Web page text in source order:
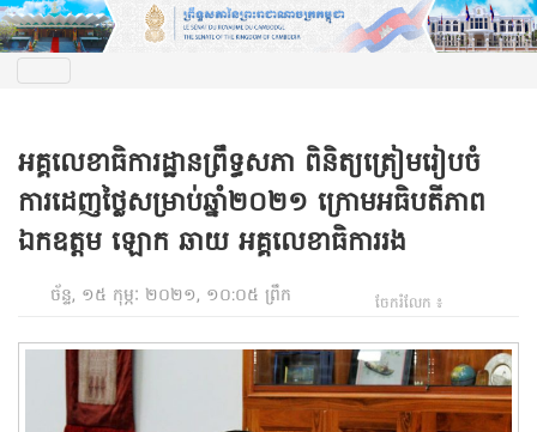
អគ្គលេខាធិការដ្ឋានព្រឹទ្ធសភា ពិនិត្យត្រៀមរៀបចំ
ការដេញថ្លៃសម្រាប់ឆ្នាំ២០២១ ក្រោមអធិបតីភាព
ឯកឧត្តម ឡោក ឆាយ អគ្គលេខាធិការរង
ច័ន្ទ, ១៥ កុម្ភៈ ២០២១, ១០:០៥ ព្រឹក ចែករំលែក ៖